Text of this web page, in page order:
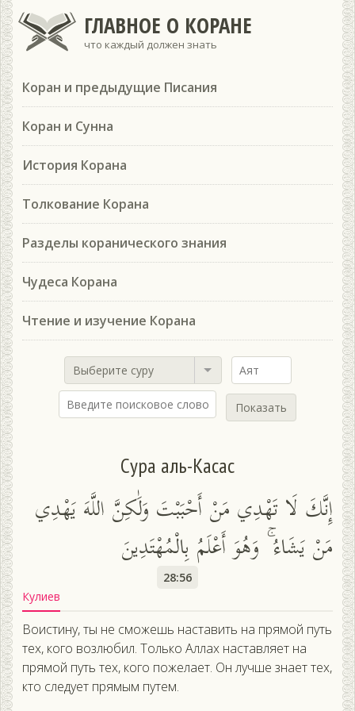
ГЛАВНОЕ О КОРАНЕ
что каждый должен знать
Коран и предыдущие Писания
Коран и Сунна
История Корана
Толкование Корана
Разделы коранического знания
Чудеса Корана
Чтение и изучение Корана
Выберите суру
Показать
Сура аль-Касас
إِنَّكَ لَا تَهْدِي مَنْ أَحْبَبْتَ وَلَٰكِنَّ اللَّهَ يَهْدِي
مَنْ يَشَاءُ ۚ وَهُوَ أَعْلَمُ بِالْمُهْتَدِينَ
28:56
Кулиев
Воистину, ты не сможешь наставить на прямой путь
тех, кого возлюбил. Только Аллах наставляет на
прямой путь тех, кого пожелает. Он лучше знает тех,
кто следует прямым путем.